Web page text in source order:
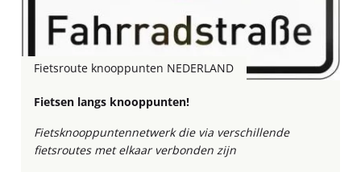
Fietsroute knooppunten NEDERLAND
Fietsen langs knooppunten!
Fietsknooppuntennetwerk die via verschillende
fietsroutes met elkaar verbonden zijn